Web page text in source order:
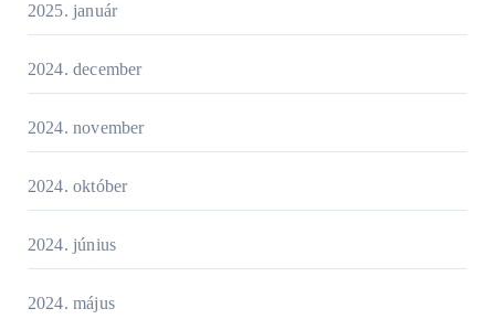
2025. január
2024. december
2024. november
2024. október
2024. június
2024. május